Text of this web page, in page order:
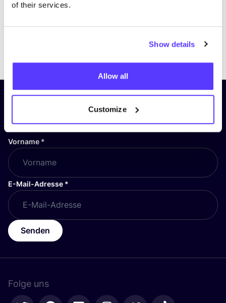
of their services.
Show details
Allow all
Customize
PreviousNext
Abonniere unseren Newsletter
und bleibe auf dem Laufenden!
Vorname *
E-Mail-Adresse *
Senden
Folge uns